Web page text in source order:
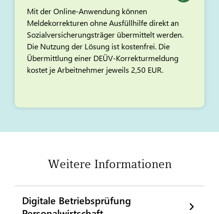
Mit der Online-Anwendung können
Meldekorrekturen ohne Ausfüllhilfe direkt an
Sozialversicherungsträger übermittelt werden.
Die Nutzung der Lösung ist kostenfrei. Die
Übermittlung einer DEÜV-Korrekturmeldung
kostet je Arbeitnehmer jeweils 2,50 EUR.
Weitere Informationen
Digitale Betriebsprüfung